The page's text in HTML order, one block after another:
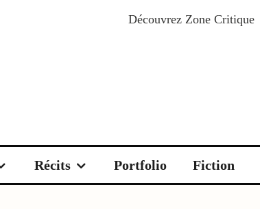
Découvrez Zone Critique
Récits Portfolio Fiction